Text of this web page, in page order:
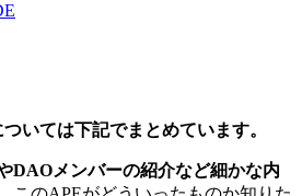
いては下記でまとめています。
DAOメンバーの紹介など細かな内